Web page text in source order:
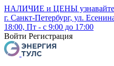
НАЛИЧИЕ и ЦЕНЫ узнавайте
г. Санкт-Петербург, ул.
18:00, Пт - с 9:00 до 17:00
Войти Регистрация